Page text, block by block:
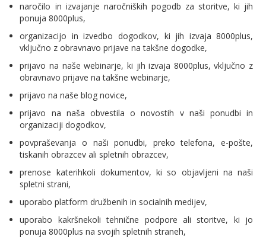
naročilo in izvajanje naročniških pogodb za storitve, ki jih
ponuja 8000plus,
organizacijo in izvedbo dogodkov, ki jih izvaja 8000plus,
vključno z obravnavo prijave na takšne dogodke,
prijavo na naše webinarje, ki jih izvaja 8000plus, vključno z
obravnavo prijave na takšne webinarje,
prijavo na naše blog novice,
prijavo na naša obvestila o novostih v naši ponudbi in
organizaciji dogodkov,
povpraševanja o naši ponudbi, preko telefona, e-pošte,
tiskanih obrazcev ali spletnih obrazcev,
prenose katerihkoli dokumentov, ki so objavljeni na naši
spletni strani,
uporabo platform družbenih in socialnih medijev,
uporabo kakršnekoli tehnične podpore ali storitve, ki jo
ponuja 8000plus na svojih spletnih straneh,